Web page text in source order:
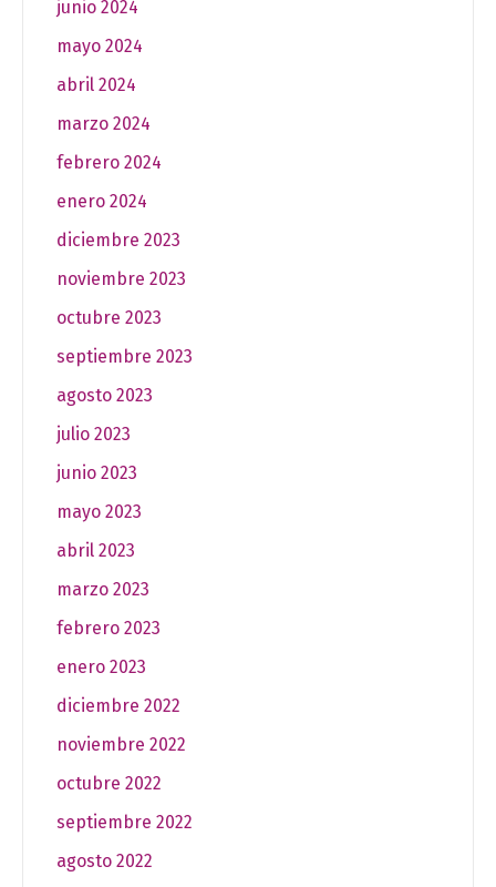
junio 2024
mayo 2024
abril 2024
marzo 2024
febrero 2024
enero 2024
diciembre 2023
noviembre 2023
octubre 2023
septiembre 2023
agosto 2023
julio 2023
junio 2023
mayo 2023
abril 2023
marzo 2023
febrero 2023
enero 2023
diciembre 2022
noviembre 2022
octubre 2022
septiembre 2022
agosto 2022